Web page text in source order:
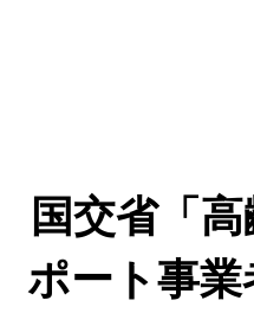
国交省「
ポート事